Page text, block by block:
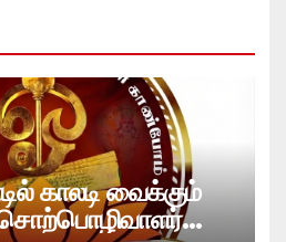
காலடி வைக்கும்